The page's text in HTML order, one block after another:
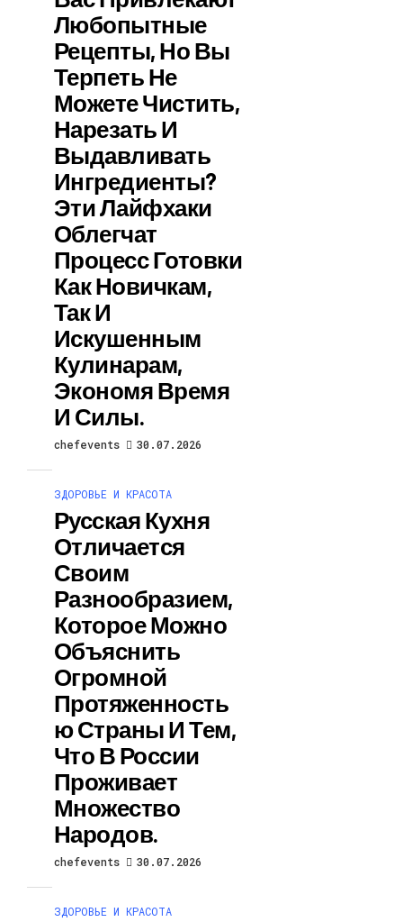
Любопытные
Рецепты, Но Вы
Терпеть Не
Можете Чистить,
Нарезать И
Выдавливать
Ингредиенты?
Эти Лайфхаки
Облегчат
Процесс Готовки
Как Новичкам,
Так И
Искушенным
Кулинарам,
Экономя Время
И Силы.
chefevents 30.07.2026
ЗДОРОВЬЕ И КРАСОТА
Русская Кухня
Отличается
Своим
Разнообразием,
Которое Можно
Объяснить
Огромной
Протяженность
Ю Страны И Тем,
Что В России
Проживает
Множество
Народов.
chefevents 30.07.2026
ЗДОРОВЬЕ И КРАСОТА